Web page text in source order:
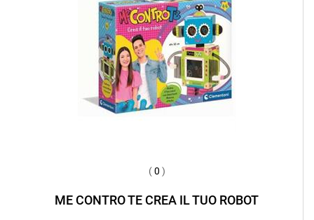
(0 )
ME CONTRO TE CREA IL TUO ROBOT